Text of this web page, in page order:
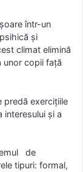
într-un
şi
climat elimină
unor copii faţă
predă exerciţiile
interesului şi a
de
tipuri: formal,